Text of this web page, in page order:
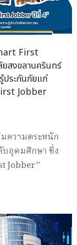
First
สงขลานครินทร์
ประกันภัยแก่
Jobber
ความตระหนัก
บอุดมศึกษา ซึ่ง
Jobber”